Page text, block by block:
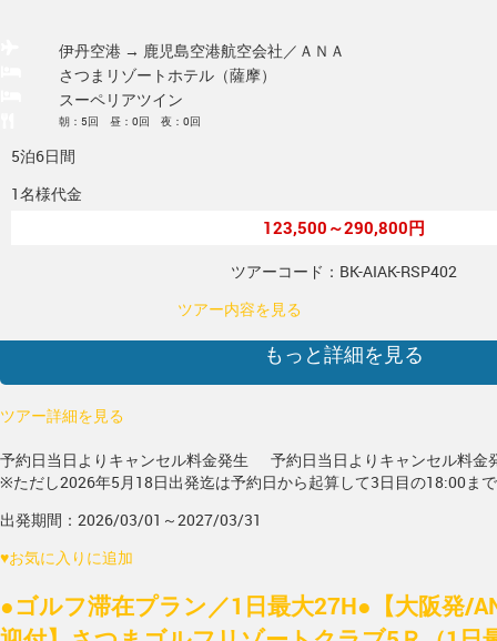
伊丹空港 → 鹿児島空港航空会社／ＡＮＡ
さつまリゾートホテル（薩摩）
スーペリアツイン
朝：5回 昼：0回 夜：0回
5泊6日間
1名様代金
123,500～290,800円
ツアーコード：BK-AIAK-RSP402
ツアー内容を見る
もっと詳細を見る
ツアー詳細を見る
予約日当日よりキャンセル料金発生
予約日当日よりキャンセル料金
※ただし2026年5月18日出発迄は予約日から起算して3日目の18:00ま
出発期間：2026/03/01～2027/03/31
♥お気に入りに追加
●ゴルフ滞在プラン／1日最大27H●【大阪発/